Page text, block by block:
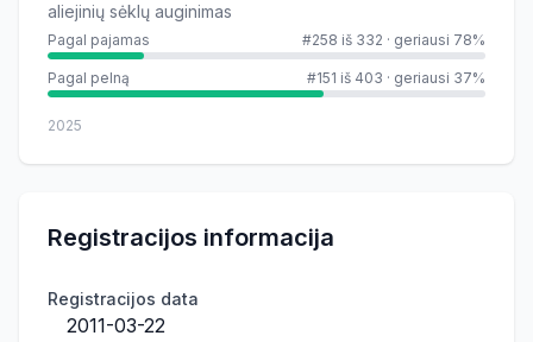
aliejinių sėklų auginimas
Pagal pajamas #258 iš 332 · geriausi 78%
Pagal pelną #151 iš 403 · geriausi 37%
2025
Registracijos informacija
Registracijos data
2011-03-22